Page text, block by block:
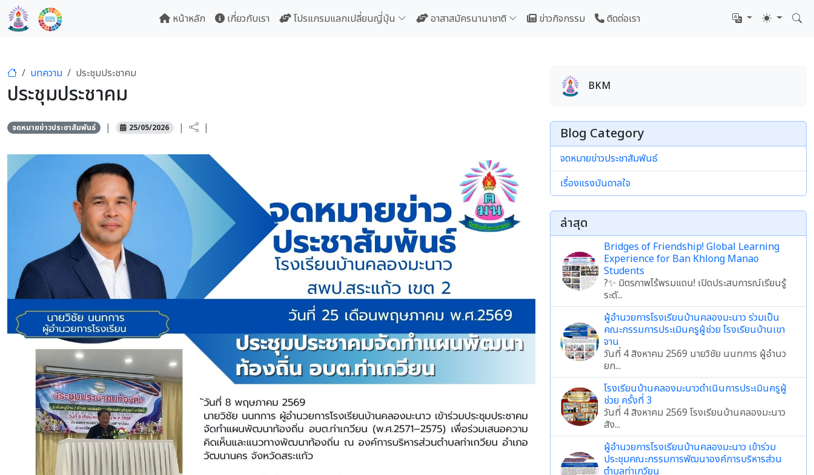
หน้าหลัก เกี่ยวกับเรา โปรแกรมแลกเปลี่ยนญี่ปุ่น อาสาสมัครนานาชาติ ข่าวกิจกรรม ติดต่อเรา
บทความ ประชุมประชาคม
ประชุมประชาคม
จดหมายข่าวประชาสัมพันธ์ | 25/05/2026 | |
BKM
Blog Category
จดหมายข่าวประชาสัมพันธ์
เรื่องแรงบันดาลใจ
ล่าสุด
Bridges of Friendship! Global Learning
Experience for Ban Khlong Manao
Students
?✨ มิตรภาพไร้พรมแดน! เปิดประสบการณ์เรียนรู้
ระดั...
ผู้อำนวยการโรงเรียนบ้านคลองมะนาว ร่วมเป็น
คณะกรรมการประเมินครูผู้ช่วย โรงเรียนบ้านเขา
จาน
วันที่ 4 สิงหาคม 2569 นายวิชัย นนทการ ผู้อำนว
ยก...
โรงเรียนบ้านคลองมะนาวดำเนินการประเมินครูผู้
ช่วย ครั้งที่ 3
วันที่ 4 สิงหาคม 2569 โรงเรียนบ้านคลองมะนาว
สัง...
ผู้อำนวยการโรงเรียนบ้านคลองมะนาว เข้าร่วม
ประชุมคณะกรรมการพัฒนาองค์การบริหารส่วน
ตำบลท่าเกวียน